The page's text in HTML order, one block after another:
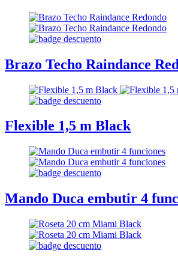
Brazo Techo Raindance
Flexible 1,5 m Black
Mando Duca embutir 4